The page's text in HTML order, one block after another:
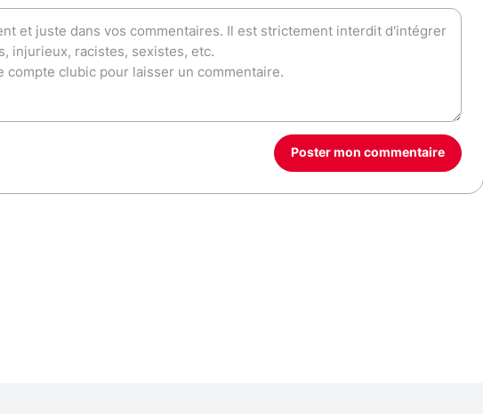
Poster mon commentaire